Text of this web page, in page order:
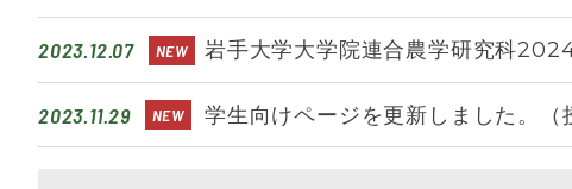
2023.12.07 岩手大学大学院連合農学研究科
2023.11.29 学生向けページを更新しました。（